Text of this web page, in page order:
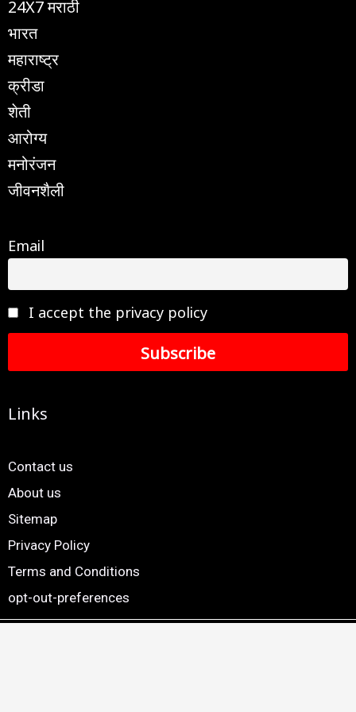
24X7 मराठी
भारत
महाराष्ट्र
क्रीडा
शेती
आरोग्य
मनोरंजन
जीवनशैली
Email
I accept the privacy policy
Links
Contact us
About us
Sitemap
Privacy Policy
Terms and Conditions
opt-out-preferences